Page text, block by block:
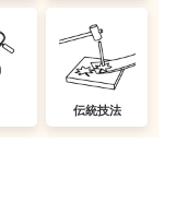
伝統技法